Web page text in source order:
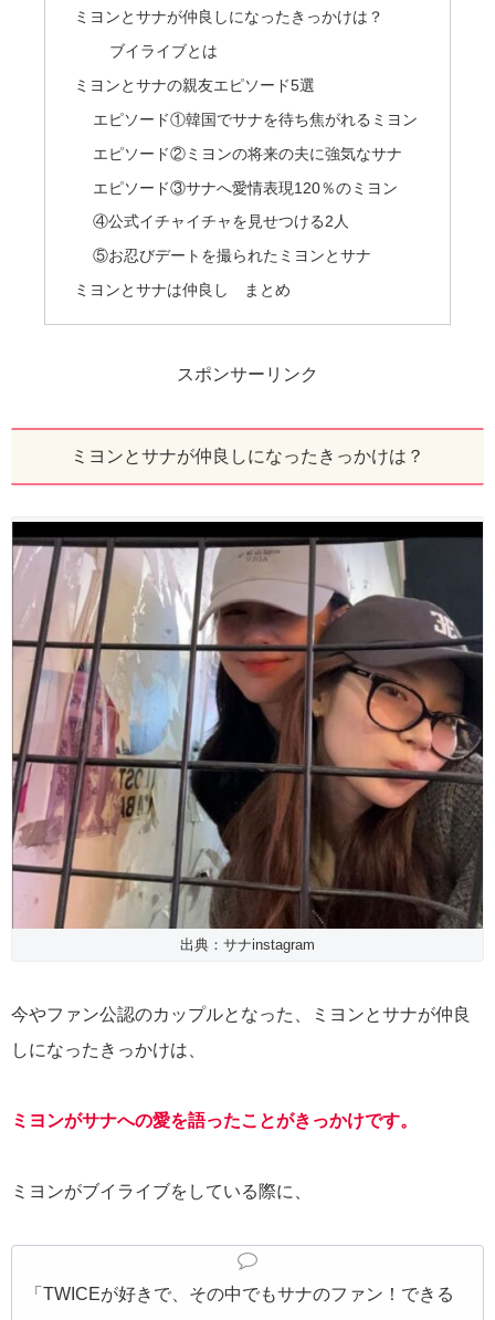
ミヨンとサナが仲良しになったきっかけは？
ブイライブとは
ミヨンとサナの親友エピソード5選
エピソード①韓国でサナを待ち焦がれるミヨン
エピソード②ミヨンの将来の夫に強気なサナ
エピソード③サナへ愛情表現120％のミヨン
④公式イチャイチャを見せつける2人
⑤お忍びデートを撮られたミヨンとサナ
ミヨンとサナは仲良し まとめ
スポンサーリンク
ミヨンとサナが仲良しになったきっかけは？
出典：サナinstagram
今やファン公認のカップルとなった、ミヨンとサナが仲良
しになったきっかけは、
ミヨンがサナへの愛を語ったことがきっかけです。
ミヨンがブイライブをしている際に、
「TWICEが好きで、その中でもサナのファン！できる